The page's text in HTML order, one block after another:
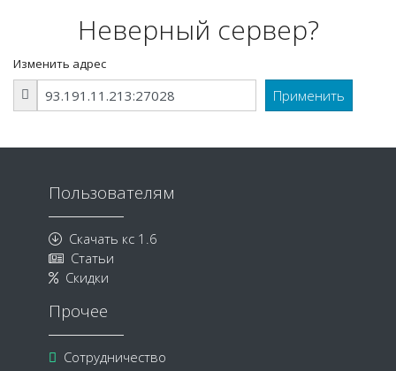
Неверный сервер?
Изменить адрес
Пользователям
Скачать кс 1.6
Статьи
Скидки
Прочее
Сотрудничество